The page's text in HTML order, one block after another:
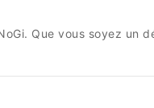
Que vous soyez un